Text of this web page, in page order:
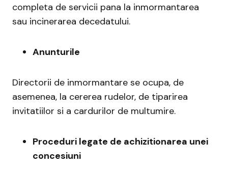
completa de servicii pana la inmormantarea
sau incinerarea decedatului.
Anunturile
Directorii de inmormantare se ocupa, de
asemenea, la cererea rudelor, de tiparirea
invitatiilor si a cardurilor de multumire.
Proceduri legate de achizitionarea unei
concesiuni